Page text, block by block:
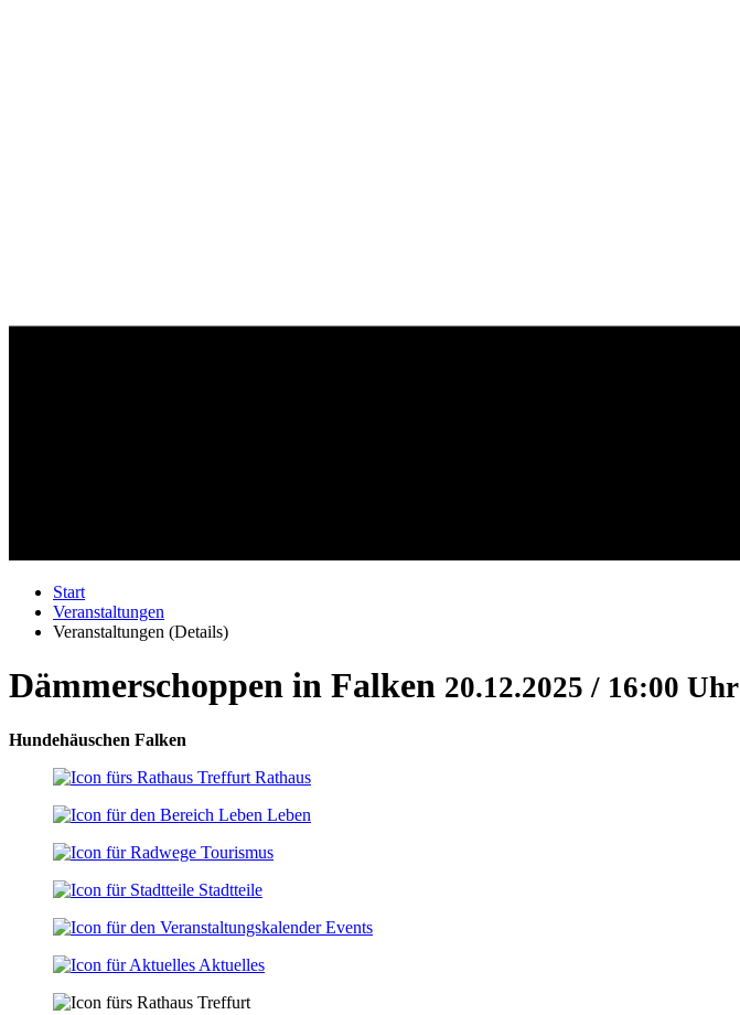
Start
Veranstaltungen
Veranstaltungen (Details)
Dämmerschoppen in Falken 20.12.2025 / 16:00 Uhr
Hundehäuschen Falken
Rathaus
Leben
Tourismus
Stadtteile
Events
Aktuelles